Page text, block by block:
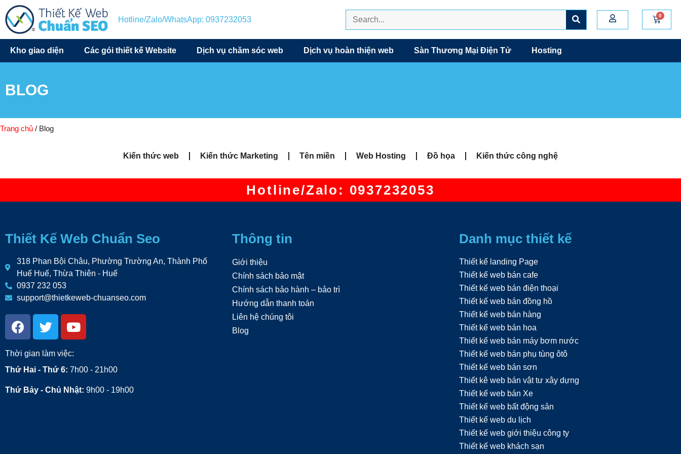
Hotline/Zalo/WhatsApp: 0937232053
Kho giao diện Các gói thiết kế Website Dịch vụ chăm sóc web Dịch vụ hoàn thiện web Sàn Thương Mại Điện Tử Hosting
BLOG
Trang chủ / Blog
Kiến thức web Kiến thức Marketing Tên miền Web Hosting Đồ họa Kiến thức công nghệ
Hotline/Zalo: 0937232053
Thiết Kế Web Chuẩn Seo
318 Phan Bội Châu, Phường Trường An, Thành Phố
Huế Huế, Thừa Thiên - Huế
0937 232 053
support@thietkeweb-chuanseo.com
Thời gian làm việc:
Thứ Hai - Thứ 6: 7h00 - 21h00
Thứ Bảy - Chủ Nhật: 9h00 - 19h00
Thông tin
Giới thiệu
Chính sách bảo mật
Chính sách bảo hành – bảo trì
Hướng dẫn thanh toán
Liên hệ chúng tôi
Blog
Danh mục thiết kế
Thiết kế landing Page
Thiết kế web bán cafe
Thiết kế web bán điện thoại
Thiết kế web bán đồng hồ
Thiết kế web bán hàng
Thiết kế web bán hoa
Thiết kế web bán máy bơm nước
Thiết kế web bán phụ tùng ôtô
Thiết kế web bán sơn
Thiết kê web bán vật tư xây dựng
Thiết kế web bán Xe
Thiết kế web bất động sản
Thiết kế web du lịch
Thiết kế web giới thiệu công ty
Thiết kế web khách sạn